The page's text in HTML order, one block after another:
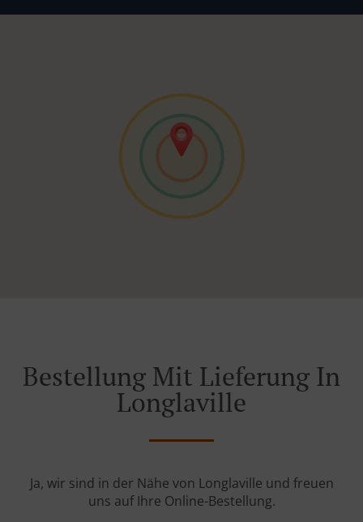
Bestellung Mit Lieferung In
Longlaville
Ja, wir sind in der Nähe von Longlaville und freuen
uns auf Ihre Online-Bestellung.